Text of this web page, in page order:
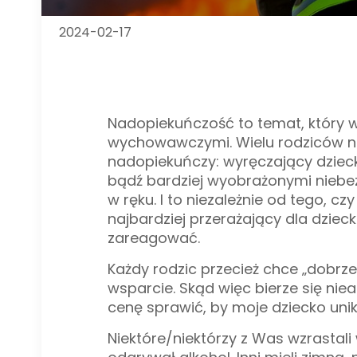
2024-02-17
Nadopiekuńczość to temat, który
wychowawczymi. Wielu rodziców
nadopiekuńczy: wyręczający
bądź bardziej wyobrażonymi
w ręku. I to niezależnie od tego,
najbardziej przerażający dla
zareagować.
Każdy rodzic przecież chce
wsparcie. Skąd więc bierze się
cenę sprawić, by moje dziecko
Niektóre/niektórzy z Was